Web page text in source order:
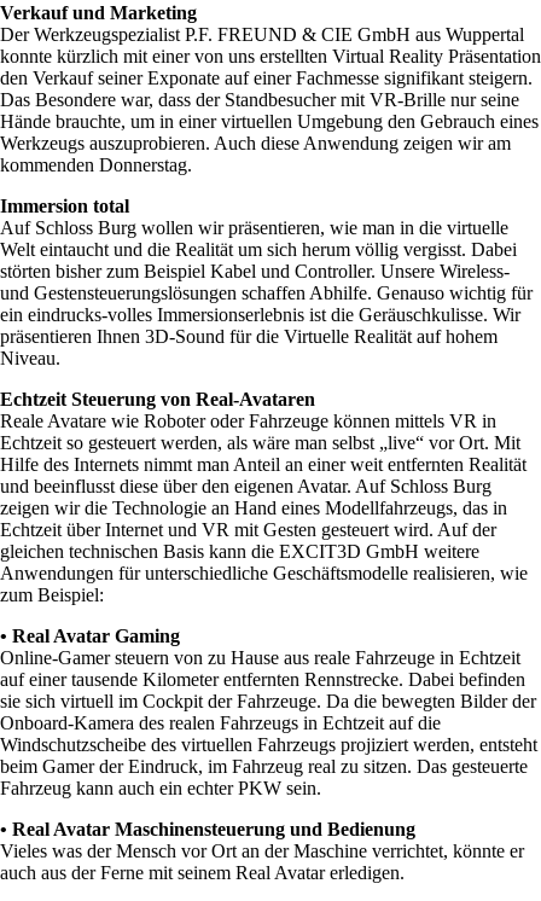
Verkauf und Marketing
Der Werkzeugspezialist P.F. FREUND & CIE GmbH aus Wuppertal
konnte kürzlich mit einer von uns erstellten Virtual Reality Präsentation
den Verkauf seiner Exponate auf einer Fachmesse signifikant steigern.
Das Besondere war, dass der Standbesucher mit VR-Brille nur seine
Hände brauchte, um in einer virtuellen Umgebung den Gebrauch eines
Werkzeugs auszuprobieren. Auch diese Anwendung zeigen wir am
kommenden Donnerstag.
Immersion total
Auf Schloss Burg wollen wir präsentieren, wie man in die virtuelle
Welt eintaucht und die Realität um sich herum völlig vergisst. Dabei
störten bisher zum Beispiel Kabel und Controller. Unsere Wireless-
und Gestensteuerungslösungen schaffen Abhilfe. Genauso wichtig für
ein eindrucks-volles Immersionserlebnis ist die Geräuschkulisse. Wir
präsentieren Ihnen 3D-Sound für die Virtuelle Realität auf hohem
Niveau.
Echtzeit Steuerung von Real-Avataren
Reale Avatare wie Roboter oder Fahrzeuge können mittels VR in
Echtzeit so gesteuert werden, als wäre man selbst „live“ vor Ort. Mit
Hilfe des Internets nimmt man Anteil an einer weit entfernten Realität
und beeinflusst diese über den eigenen Avatar. Auf Schloss Burg
zeigen wir die Technologie an Hand eines Modellfahrzeugs, das in
Echtzeit über Internet und VR mit Gesten gesteuert wird. Auf der
gleichen technischen Basis kann die EXCIT3D GmbH weitere
Anwendungen für unterschiedliche Geschäftsmodelle realisieren, wie
zum Beispiel:
• Real Avatar Gaming
Online-Gamer steuern von zu Hause aus reale Fahrzeuge in Echtzeit
auf einer tausende Kilometer entfernten Rennstrecke. Dabei befinden
sie sich virtuell im Cockpit der Fahrzeuge. Da die bewegten Bilder der
Onboard-Kamera des realen Fahrzeugs in Echtzeit auf die
Windschutzscheibe des virtuellen Fahrzeugs projiziert werden, entsteht
beim Gamer der Eindruck, im Fahrzeug real zu sitzen. Das gesteuerte
Fahrzeug kann auch ein echter PKW sein.
• Real Avatar Maschinensteuerung und Bedienung
Vieles was der Mensch vor Ort an der Maschine verrichtet, könnte er
auch aus der Ferne mit seinem Real Avatar erledigen.